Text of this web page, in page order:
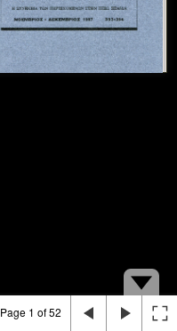
Page 1 of 52